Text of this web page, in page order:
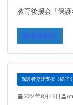
教育後援会「保
続きを読む
保護者交流支援（終了分
2024年8月16日